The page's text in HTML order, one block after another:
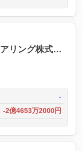
ブリヂストンプラントエンジニアリング株式会社
-
-2億4653万2000円